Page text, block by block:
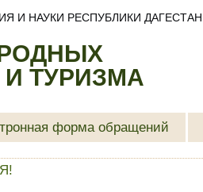
ТУРИЗМА
И НАУКИ РЕСПУБЛИКИ ДАГЕСТАН
форма обращений